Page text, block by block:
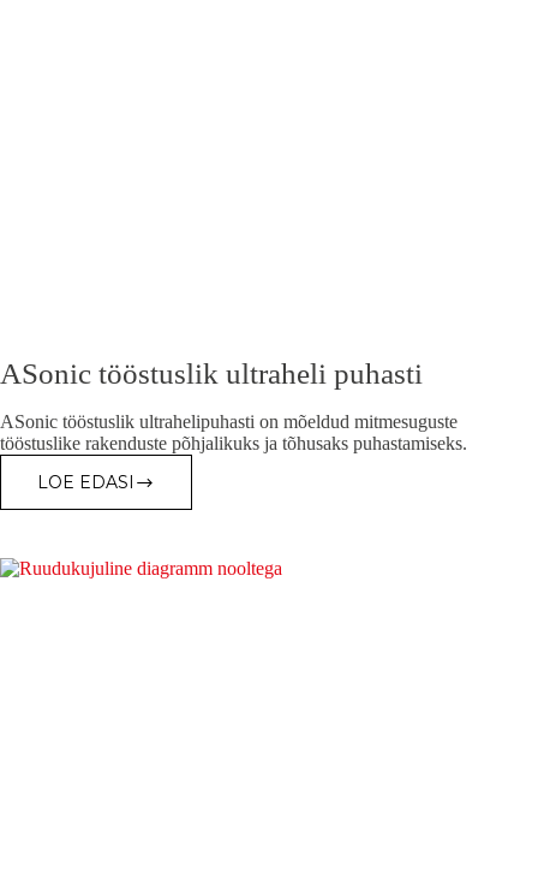
ASonic tööstuslik ultraheli puhasti
ASonic tööstuslik ultrahelipuhasti on mõeldud mitmesuguste
tööstuslike rakenduste põhjalikuks ja tõhusaks puhastamiseks.
LOE EDASI
ASONIC
TÖÖSTUSLIK
PUHASTI